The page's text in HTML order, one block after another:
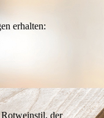
erhalten:
Rotweinstil, der